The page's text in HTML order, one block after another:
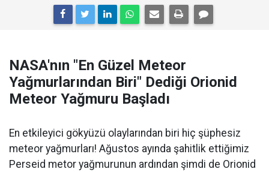
NASA'nın "En Güzel Meteor
Yağmurlarından Biri" Dediği Orionid
Meteor Yağmuru Başladı
En etkileyici gökyüzü olaylarından biri hiç şüphesiz
meteor yağmurları! Ağustos ayında şahitlik ettiğimiz
Perseid metor yağmurunun ardından şimdi de Orionid